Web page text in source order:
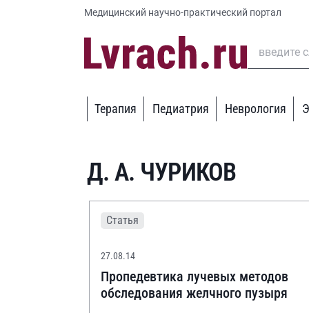
Медицинский научно-практический портал
Терапия Педиатрия Неврология
Д. А. ЧУРИКОВ
Статья
27.08.14
Пропедевтика лучевых методов
обследования желчного пузыря